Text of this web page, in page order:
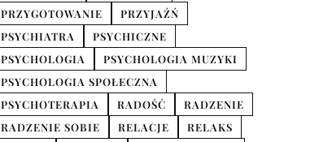
PRZYGOTOWANIE
PRZYJAŹŃ
PSYCHIATRA
PSYCHICZNE
PSYCHOLOGIA
PSYCHOLOGIA MUZYKI
PSYCHOLOGIA SPOŁECZNA
PSYCHOTERAPIA
RADOŚĆ
RADZENIE
RADZENIE SOBIE
RELACJE
RELAKS